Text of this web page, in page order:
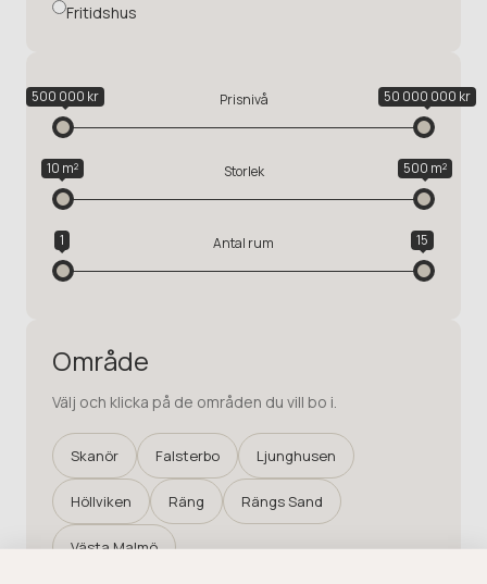
Fritidshus
Prisnivå
500 000 kr 50 000 000 kr
Storlek
10 m² 500 m²
Antal rum
1 15
Område
Välj och klicka på de områden du vill bo i.
Skanör Falsterbo Ljunghusen
Höllviken Räng Rängs Sand
Västa Malmö